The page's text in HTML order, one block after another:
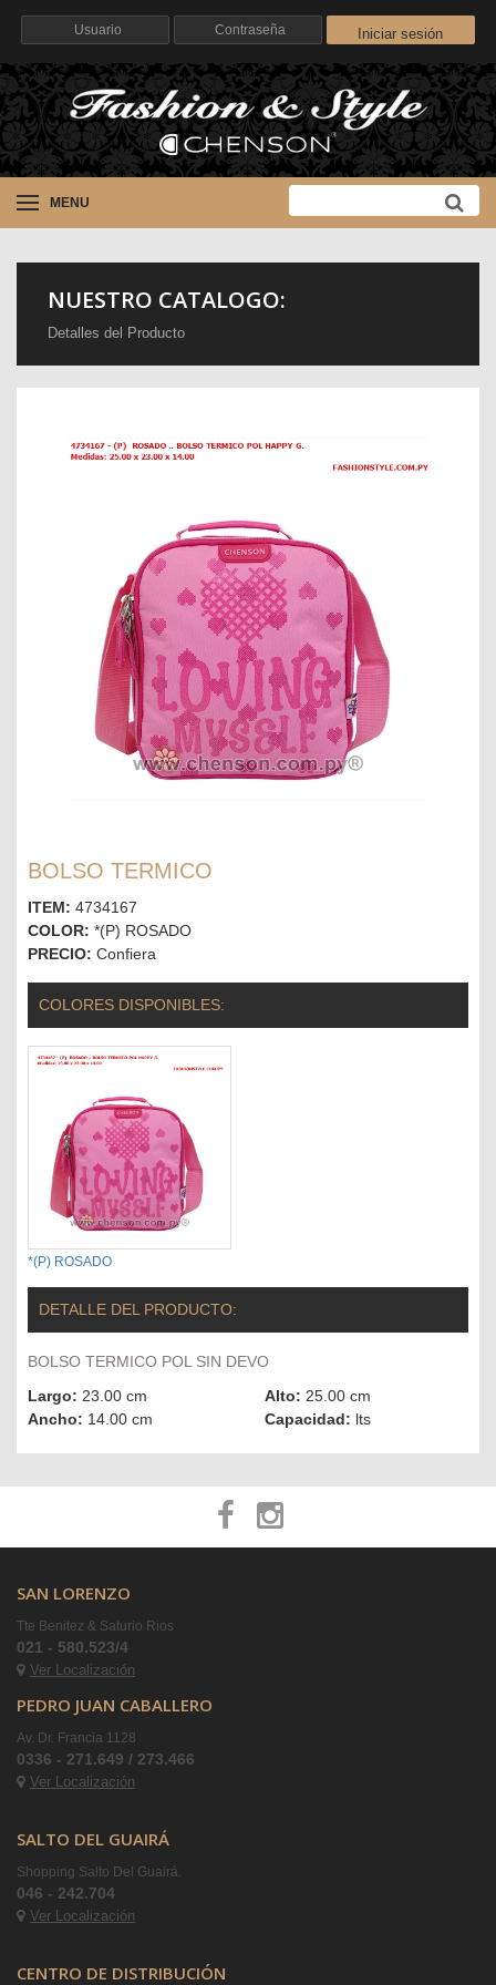
Iniciar sesión
MENU
NUESTRO CATALOGO:
Detalles del Producto
BOLSO TERMICO
ITEM: 4734167
COLOR: *(P) ROSADO
PRECIO: Confiera
COLORES DISPONIBLES:
*(P) ROSADO
DETALLE DEL PRODUCTO:
BOLSO TERMICO POL SIN DEVO
Largo: 23.00 cm Alto: 25.00 cm
Ancho: 14.00 cm Capacidad: lts
SAN LORENZO
Tte Benitez & Saturio Rios
021 - 580.523/4
Ver Localización
PEDRO JUAN CABALLERO
Av. Dr. Francia 1128
0336 - 271.649 / 273.466
Ver Localización
SALTO DEL GUAIRÁ
Shopping Salto Del Guairá.
046 - 242.704
Ver Localización
CENTRO DE DISTRIBUCIÓN